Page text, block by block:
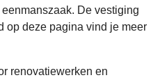
De vestiging
op deze pagina vind je meer
renovatiewerken en